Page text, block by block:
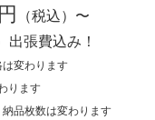
（税込）〜
出張費込み！
変わります
ります
品枚数は変わります